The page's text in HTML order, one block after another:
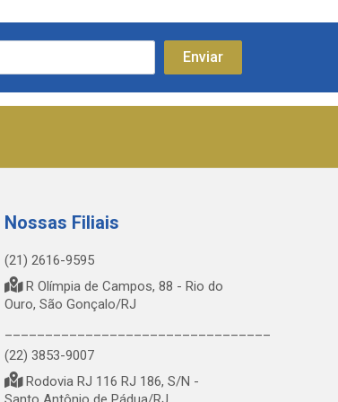
Nossas Filiais
(21) 2616-9595
R Olímpia de Campos, 88 - Rio do
Ouro, São Gonçalo/RJ
(22) 3853-9007
Rodovia RJ 116 RJ 186, S/N -